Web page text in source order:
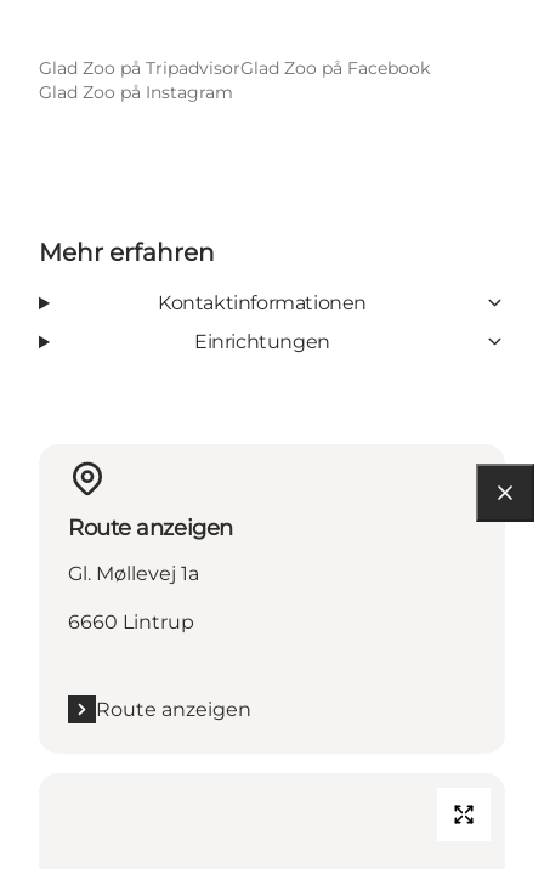
Glad Zoo på TripadvisorGlad Zoo på Facebook
Glad Zoo på Instagram
Mehr erfahren
Kontaktinformationen
Einrichtungen
Route anzeigen
Gl. Møllevej 1a
6660 Lintrup
Route anzeigen